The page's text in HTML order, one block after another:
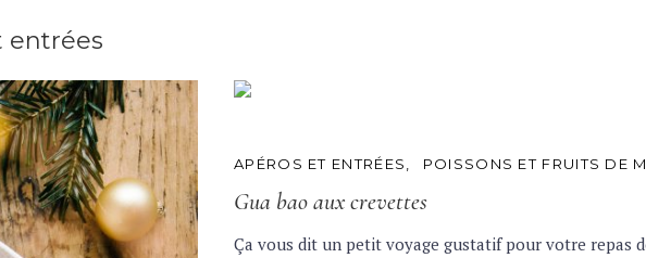
entrées
C
T
E
O
APÉROS ET ENTRÉES POISSONS ET FRUITS DE
Gua bao aux crevettes
Ça vous dit un petit voyage gustatif pour votre repas